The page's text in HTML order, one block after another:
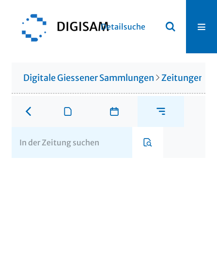
Detailsuche
Digitale Giessener Sammlungen Zeitungen